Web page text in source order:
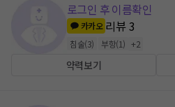
로그인 후 이름확인
카카오 리뷰3
침술(3) 부항(1) +2
약력보기